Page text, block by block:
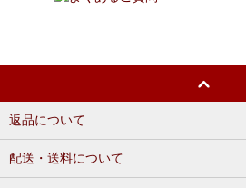
返品について
配送・送料について